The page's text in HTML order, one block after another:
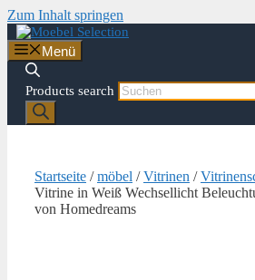
Zum Inhalt springen
Menü
Products search
Startseite /möbel /Vitrinen /
Vitrine in Weiß Wechsellicht
von Homedreams